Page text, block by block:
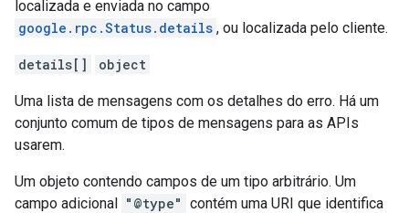
localizada e enviada no campo
google.rpc.Status.details , ou localizada pelo cliente.
details[] object
Uma lista de mensagens com os detalhes do erro. Há um
conjunto comum de tipos de mensagens para as APIs
usarem.
Um objeto contendo campos de um tipo arbitrário. Um
campo adicional "@type" contém uma URI que identifica